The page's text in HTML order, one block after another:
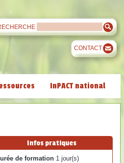
CONTACT
InPACT national
Infos pratiques
de formation 1 jour(s)